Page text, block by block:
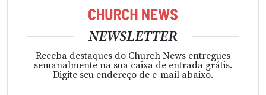
NEWSLETTER
Receba destaques do Church News entregues
semanalmente na sua caixa de entrada grátis.
Digite seu endereço de e-mail abaixo.